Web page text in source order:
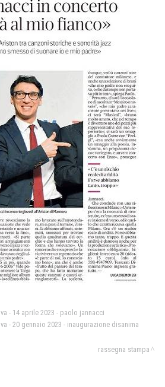
- 14 aprile 2023 - paolo jannacci
- 20 gennaio 2023 - inaugurazione disanima
rassegna stampa